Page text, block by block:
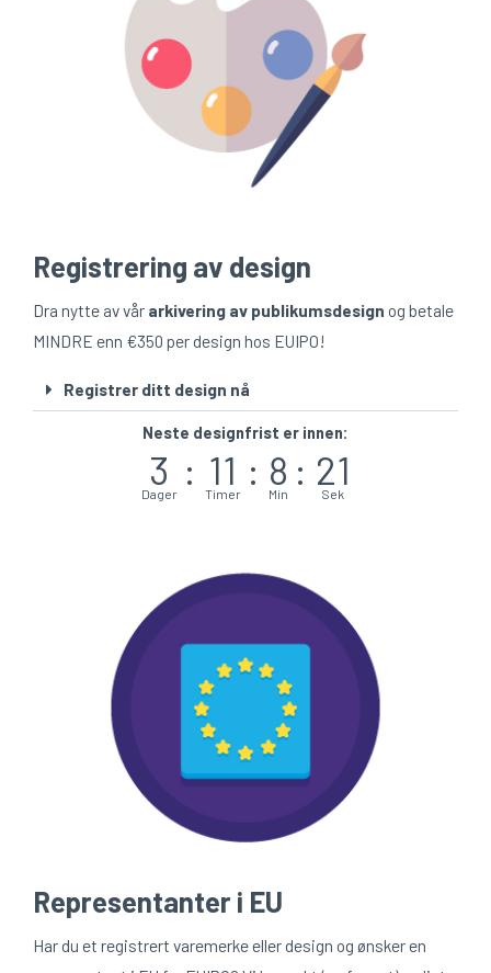
Registrering av design
Dra nytte av vår arkivering av publikumsdesign og betale
MINDRE enn €350 per design hos EUIPO!
Registrer ditt design nå
Neste designfrist er innen:
3
Dager
: 11
Timer
: 8
Min
: 20
Sek
Representanter i EU
Har du et registrert varemerke eller design og ønsker en